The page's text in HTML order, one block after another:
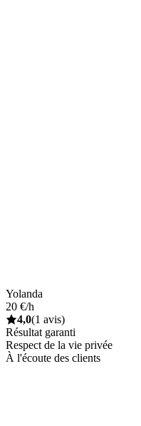
Yolanda
20 €/h
4,0(1 avis)
Résultat garanti
Respect de la vie privée
À l'écoute des clients